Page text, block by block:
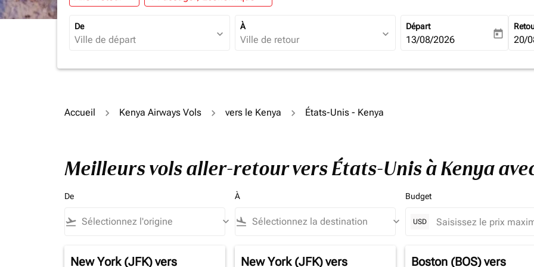
De
expand_more
À
expand_more
Départ
fc-booking-departure-date-
13/08/2026 today fc-
20/
Accueil Kenya Airways Vols vers le Kenya États-Unis - Kenya
Meilleurs vols aller-retour vers États-Unis à Kenya
De
flight_takeoff keyboard_arrow_down
À
flight_land keyboard_arrow_down
Budget
USD
New York (JFK)vers
New York (JFK)vers
Boston (BOS)vers